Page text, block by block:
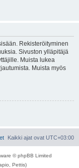
Rekisteröityminen
Sivuston ylläpitäjä
Muista lukea
Muista myös
Kaikki ajat ovat UTC+03:00
© phpBB Limited
Pettis)